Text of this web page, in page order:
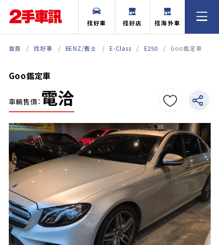
找好車 找好店 找海外車
首頁 找好車 BENZ/賓士 E-Class E250 Goo鑑定車
Goo鑑定車
車輛售價： 電洽